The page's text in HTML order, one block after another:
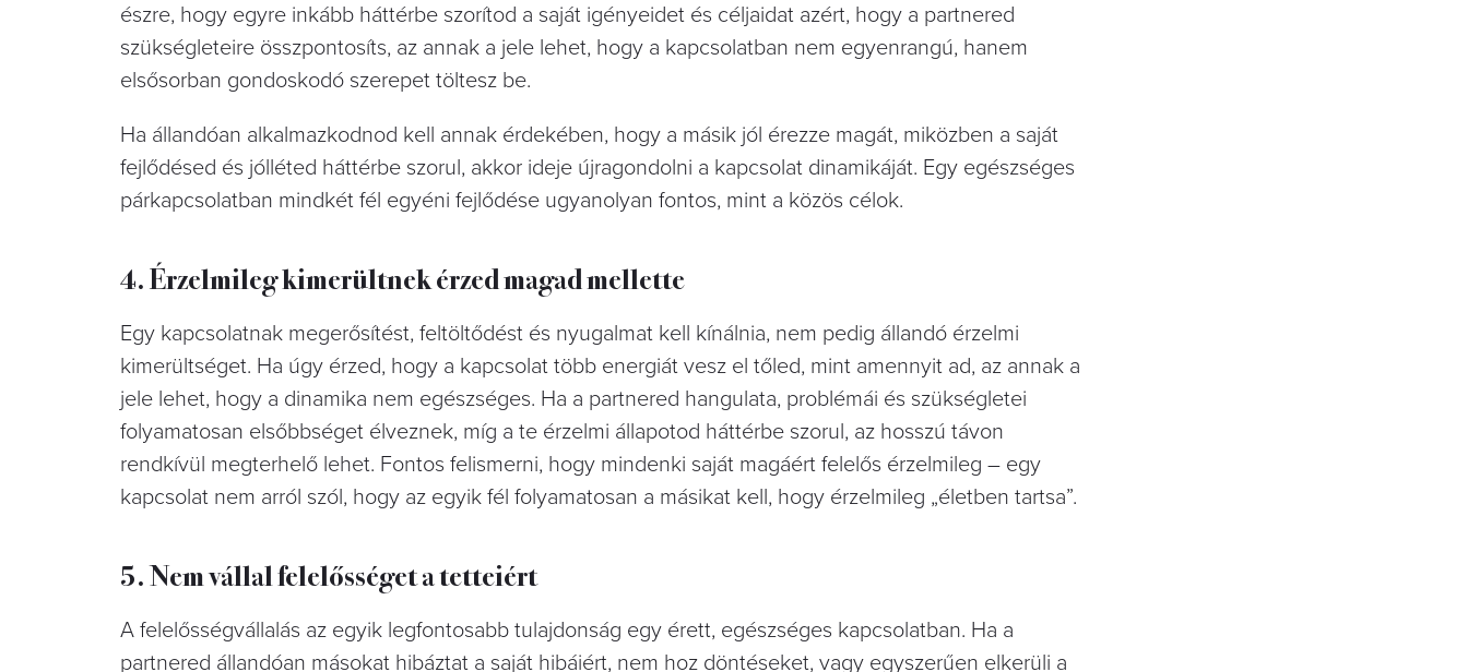
észre, hogy egyre inkább háttérbe szorítod a saját igényeidet és céljaidat azért, hogy a partnered
szükségleteire összpontosíts, az annak a jele lehet, hogy a kapcsolatban nem egyenrangú, hanem
elsősorban gondoskodó szerepet töltesz be.
Ha állandóan alkalmazkodnod kell annak érdekében, hogy a másik jól érezze magát, miközben a saját
fejlődésed és jólléted háttérbe szorul, akkor ideje újragondolni a kapcsolat dinamikáját. Egy egészséges
párkapcsolatban mindkét fél egyéni fejlődése ugyanolyan fontos, mint a közös célok.
4. Érzelmileg kimerültnek érzed magad mellette
Egy kapcsolatnak megerősítést, feltöltődést és nyugalmat kell kínálnia, nem pedig állandó érzelmi
kimerültséget. Ha úgy érzed, hogy a kapcsolat több energiát vesz el tőled, mint amennyit ad, az annak a
jele lehet, hogy a dinamika nem egészséges. Ha a partnered hangulata, problémái és szükségletei
folyamatosan elsőbbséget élveznek, míg a te érzelmi állapotod háttérbe szorul, az hosszú távon
rendkívül megterhelő lehet. Fontos felismerni, hogy mindenki saját magáért felelős érzelmileg – egy
kapcsolat nem arról szól, hogy az egyik fél folyamatosan a másikat kell, hogy érzelmileg „életben tartsa”.
5. Nem vállal felelősséget a tetteiért
A felelősségvállalás az egyik legfontosabb tulajdonság egy érett, egészséges kapcsolatban. Ha a
partnered állandóan másokat hibáztat a saját hibáiért, nem hoz döntéseket, vagy egyszerűen elkerüli a